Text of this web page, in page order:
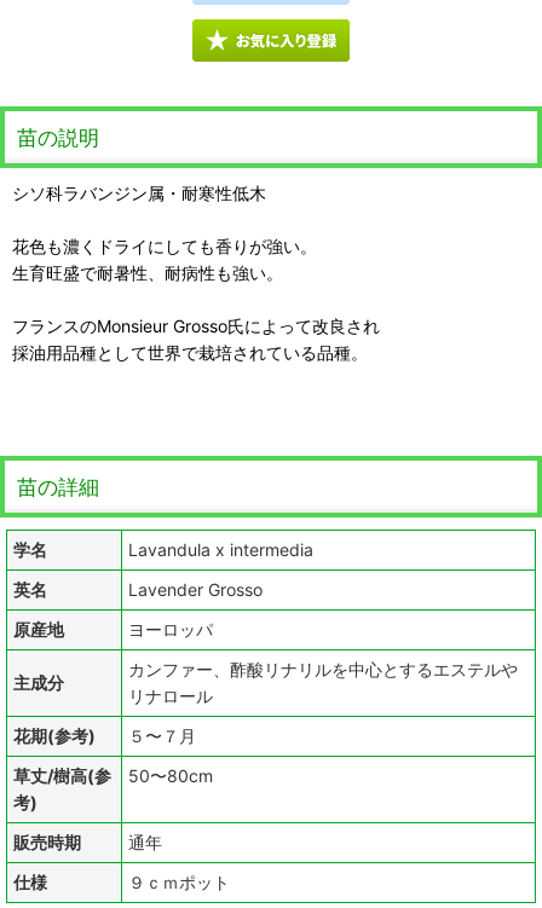
苗の説明
シソ科ラバンジン属・耐寒性低木
花色も濃くドライにしても香りが強い。
生育旺盛で耐暑性、耐病性も強い。
フランスのMonsieur Grosso氏によって改良され
採油用品種として世界で栽培されている品種。
苗の詳細
学名
Lavandula x intermedia
英名
Lavender Grosso
原産地
ヨーロッパ
主成分
カンファー、酢酸リナリルを中心とするエステルや
リナロール
花期(参考)
５〜７月
草丈/樹高(参
考)
50〜80cm
販売時期
通年
仕様
９ｃｍポット